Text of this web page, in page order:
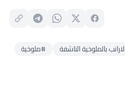
بالملوخية الناشفة #ملوخية